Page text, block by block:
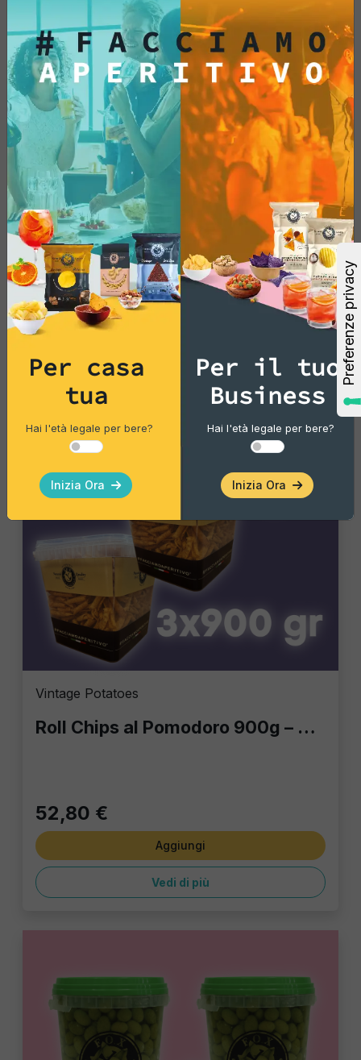
Dried Fruit
Arachidi Cup 90g – Box Espositore da 18 Pezzi: Lo Snack Aperitivo Premium
25,74 €
Aggiungi
Vedi di più
Vintage Potatoes
Roll Chips al Pomodoro 900g – Eccellenza Croccante in Formato Professionale
52,80 €
Aggiungi
Vedi di più
Per casa
tua
Hai l'età legale per bere?
Inizia Ora
Per il tuo
Business
Hai l'età legale per bere?
Inizia Ora